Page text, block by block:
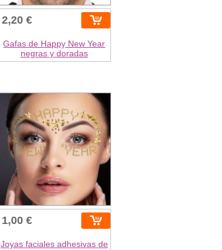
2,20 €
Gafas de Happy New Year
negras y doradas
1,00 €
Joyas faciales adhesivas de